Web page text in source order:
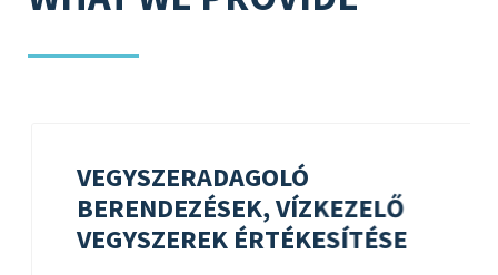
VEGYSZERADAGOLÓ
BERENDEZÉSEK, VÍZKEZELŐ
VEGYSZEREK ÉRTÉKESÍTÉSE